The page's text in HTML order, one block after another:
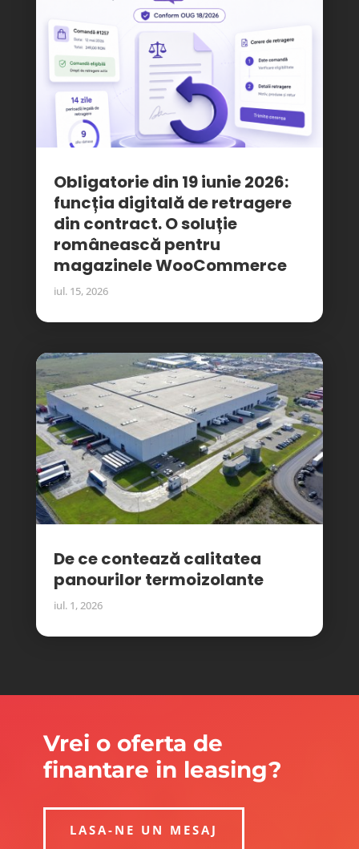
Obligatorie din 19 iunie 2026:
funcția digitală de retragere
din contract. O soluție
românească pentru
magazinele WooCommerce
iul. 15, 2026
De ce contează calitatea
panourilor termoizolante
iul. 1, 2026
Vrei o oferta de
finantare in leasing?
LASA-NE UN MESAJ